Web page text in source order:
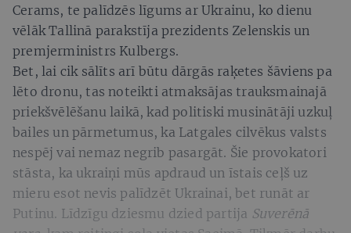
Cerams, te palīdzēs līgums ar Ukrainu, ko dienu
vēlāk Tallinā parakstīja prezidents Zelenskis un
premjerministrs Kulbergs.
Bet, lai cik sālīts arī būtu dārgās raķetes šāviens pa
lēto dronu, tas noteikti atmaksājas trauksmainajā
priekšvēlēšanu laikā, kad politiski musinātāji uzkuļ
bailes un pārmetumus, ka Latgales cilvēkus valsts
nespēj vai nemaz negrib pasargāt. Šie provokatori
stāsta, ka ukraiņi mūs apdraud un īstais ceļš uz
mieru esot nevis palīdzēt Ukrainai, bet runāt ar
Putinu. Līdzīgu dziesmu dzied partija Suverēnā